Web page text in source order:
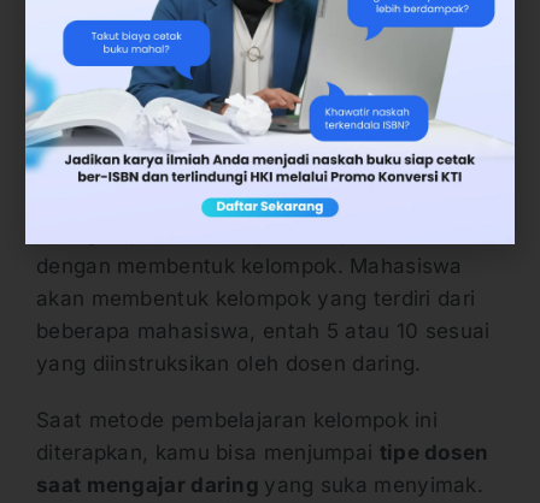
Baca Juga:10 Tempat yang Cocok Untuk
Menulis Buku, Bikin Semakin Produktif!
Dosen yang Suka Menyimak
Saat kuliah daring dijalankan tentu akan lebih
dengan membentuk kelompok. Mahasiswa
akan membentuk kelompok yang terdiri dari
beberapa mahasiswa, entah 5 atau 10 sesuai
yang diinstruksikan oleh dosen daring.
Saat metode pembelajaran kelompok ini
diterapkan, kamu bisa menjumpai tipe dosen
saat mengajar daring yang suka menyimak.